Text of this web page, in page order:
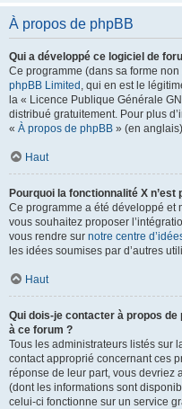
À propos de phpBB
Qui a développé ce logiciel de
Ce programme (dans sa forme
phpBB Limited , qui en est le
la « Licence Publique Générale
distribué gratuitement. Pour plus
« À propos de phpBB » (en
Haut
Pourquoi la fonctionnalité X n’est
Ce programme a été développé et
vous souhaitez proposer
vous rendre sur notre centre
les idées soumises par d’autres
Haut
Qui dois-je contacter à propos de
à ce forum ?
Tous les administrateurs listés sur
contact approprié concernant ces
réponse de leur part, vous devriez
(dont les informations sont
celui-ci fonctionne sur un service